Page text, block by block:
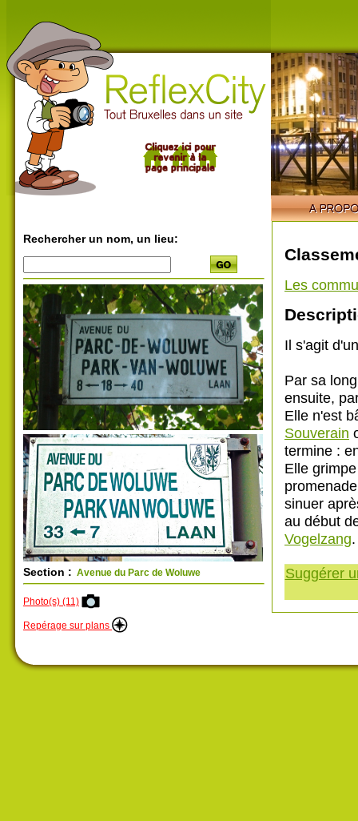
Rechercher un nom, un lieu:
Section : Avenue du Parc de Woluwe
Photo(s) (11)
Repérage sur plans
Les
Il s'agit
Par sa
ensuite,
Elle n'est
Souverain
termine :
Elle
sinuer
au début
Vogelzang.
Suggérer